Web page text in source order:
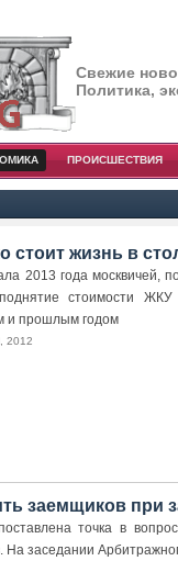
Свежие
Политика,
ПРОИСШЕСТВИЯ
стоит жизнь в
2013 года москвичей,
стоимости
и прошлым годом
2012
заемщиков при
точка в
На заседании